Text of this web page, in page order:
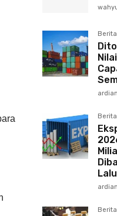
Berita
Berita
Lalu
Berita